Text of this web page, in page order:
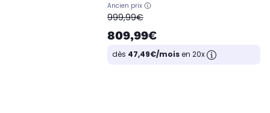
Ancien prix
oldPrice
999,99€
809,99€
dès 47,49€/moisen 20x